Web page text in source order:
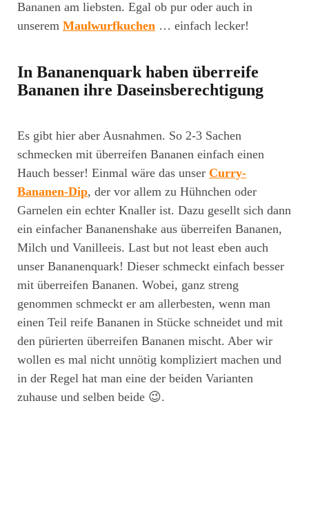
Bananen am liebsten. Egal ob pur oder auch in
unserem Maulwurfkuchen … einfach lecker!
In Bananenquark haben überreife
Bananen ihre Daseinsberechtigung
Es gibt hier aber Ausnahmen. So 2-3 Sachen
schmecken mit überreifen Bananen einfach einen
Hauch besser! Einmal wäre das unser Curry-
Bananen-Dip, der vor allem zu Hühnchen oder
Garnelen ein echter Knaller ist. Dazu gesellt sich dann
ein einfacher Bananenshake aus überreifen Bananen,
Milch und Vanilleeis. Last but not least eben auch
unser Bananenquark! Dieser schmeckt einfach besser
mit überreifen Bananen. Wobei, ganz streng
genommen schmeckt er am allerbesten, wenn man
einen Teil reife Bananen in Stücke schneidet und mit
den pürierten überreifen Bananen mischt. Aber wir
wollen es mal nicht unnötig kompliziert machen und
in der Regel hat man eine der beiden Varianten
zuhause und selben beide 😉.